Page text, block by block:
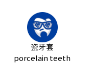
瓷牙套
porcelain teeth